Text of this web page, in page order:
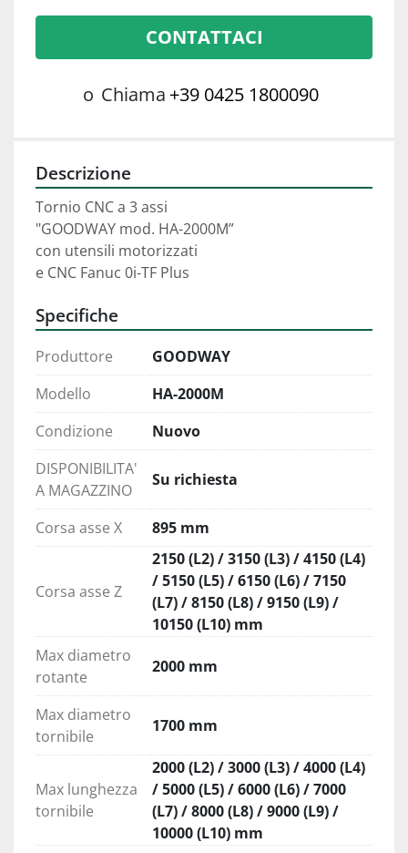
CONTATTACI
o Chiama +39 0425 1800090
Descrizione
Tornio CNC a 3 assi
"GOODWAY mod. HA-2000M”
con utensili motorizzati
e CNC Fanuc 0i-TF Plus
Specifiche
Produttore
GOODWAY
Modello
HA-2000M
Condizione
Nuovo
DISPONIBILITA'
A MAGAZZINO
Su richiesta
Corsa asse X 895 mm
Corsa asse Z
2150 (L2) / 3150 (L3) / 4150 (L4)
/ 5150 (L5) / 6150 (L6) / 7150
(L7) / 8150 (L8) / 9150 (L9) /
10150 (L10) mm
Max diametro
rotante
2000 mm
Max diametro
tornibile
1700 mm
Max lunghezza
tornibile
2000 (L2) / 3000 (L3) / 4000 (L4)
/ 5000 (L5) / 6000 (L6) / 7000
(L7) / 8000 (L8) / 9000 (L9) /
10000 (L10) mm